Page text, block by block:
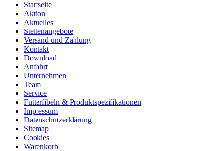
Startseite
Aktion
Aktuelles
Stellenangebote
Versand und Zahlung
Kontakt
Download
Anfahrt
Unternehmen
Team
Service
Futterfibeln & Produktspezifikationen
Impressum
Datenschutzerklärung
Sitemap
Cookies
Warenkorb